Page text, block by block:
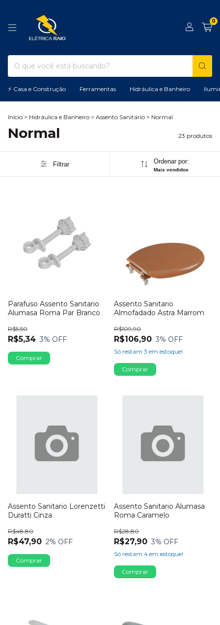
0
⚡ Casa e Construção Ferramentas Hidráulica e Banheiro
Início > Hidráulica e Banheiro > Assento Sanitário > Normal
Normal 23 produtos
Filtrar Ordenar por:
Mais vendidos
Parafuso Assento Sanitario
Alumasa Roma Par Branco
R$5,34
R$5,50
3% OFF
Assento Sanitario
Almofadado Astra Marrom
R$106,90
R$109,90
3% OFF
Só restam 3 em estoque!
Assento Sanitario Lorenzetti
Duratti Cinza
R$47,90
R$48,80
2% OFF
Assento Sanitario Alumasa
Roma Caramelo
R$27,90
R$28,80
3% OFF
Só restam 4 em estoque!